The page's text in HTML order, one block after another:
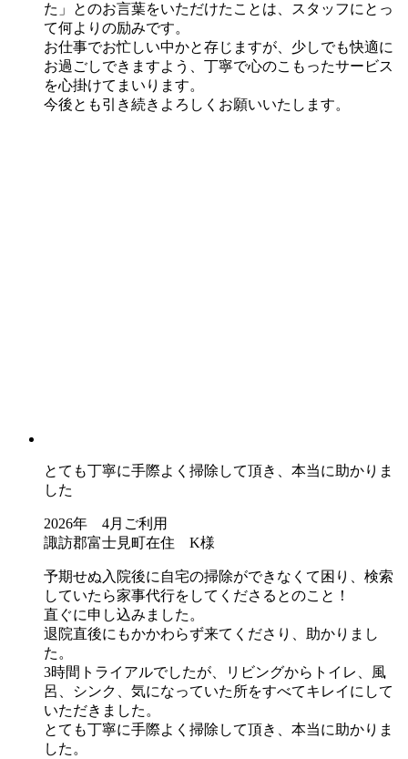
た」とのお言葉をいただけたことは、スタッフにとっ
て何よりの励みです。
お仕事でお忙しい中かと存じますが、少しでも快適に
お過ごしできますよう、丁寧で心のこもったサービス
を心掛けてまいります。
今後とも引き続きよろしくお願いいたします。
とても丁寧に手際よく掃除して頂き、本当に助かりま
した
2026年 4月ご利用
諏訪郡富士見町在住 K様
予期せぬ入院後に自宅の掃除ができなくて困り、検索
していたら家事代行をしてくださるとのこと！
直ぐに申し込みました。
退院直後にもかかわらず来てくださり、助かりまし
た。
3時間トライアルでしたが、リビングからトイレ、風
呂、シンク、気になっていた所をすべてキレイにして
いただきました。
とても丁寧に手際よく掃除して頂き、本当に助かりま
した。